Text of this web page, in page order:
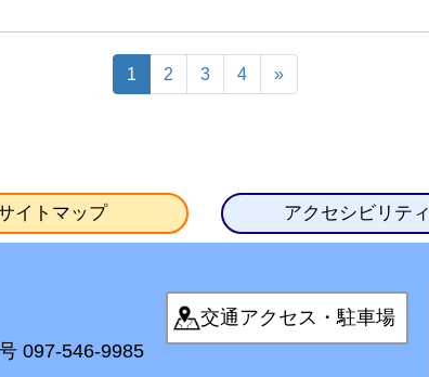
1 2 3 4 »
イトマップ アクセシビリティ
097-546-9985
交通アクセス・駐車場